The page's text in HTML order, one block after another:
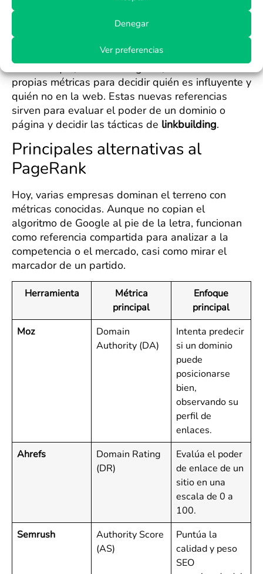
Denegar
Ver preferencias
Con el PageRank fuera del mapa público, los
expertos en SEO
cruzados. Se han aliado con herramientas
externas que, con cierto ingenio, han lanzado sus
propias métricas para decidir quién es influyente y
quién no en la web. Estas nuevas referencias
sirven para evaluar el poder de un dominio o
página y decidir las tácticas de linkbuilding.
Principales alternativas al
PageRank
Hoy, varias empresas dominan el terreno con
métricas conocidas. Aunque no copian el
algoritmo de Google al pie de la letra, funcionan
como referencia compartida para analizar a la
competencia o el mercado, casi como mirar el
marcador de un partido.
Herramienta
Métrica
principal
Enfoque
principal
Moz
Domain
Authority (DA)
Intenta predecir
si un dominio
puede
posicionarse
bien,
observando su
perfil de
enlaces.
Ahrefs
Domain Rating
(DR)
Evalúa el poder
de enlace de un
sitio en una
escala de 0 a
100.
Semrush
Authority Score
(AS)
Puntúa la
calidad y peso
SEO